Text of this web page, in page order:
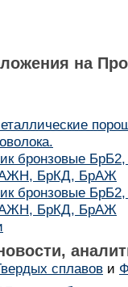
на
бронзовые
БрКД, БрАЖ
бронзовые
БрКД, БрАЖ
сплавов и